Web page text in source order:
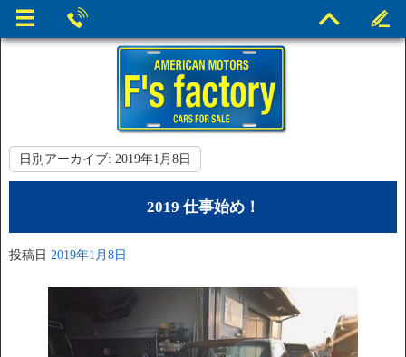
日別アーカイブ: 2019年1月8日
2019 仕事始め！
投稿日 2019年1月8日